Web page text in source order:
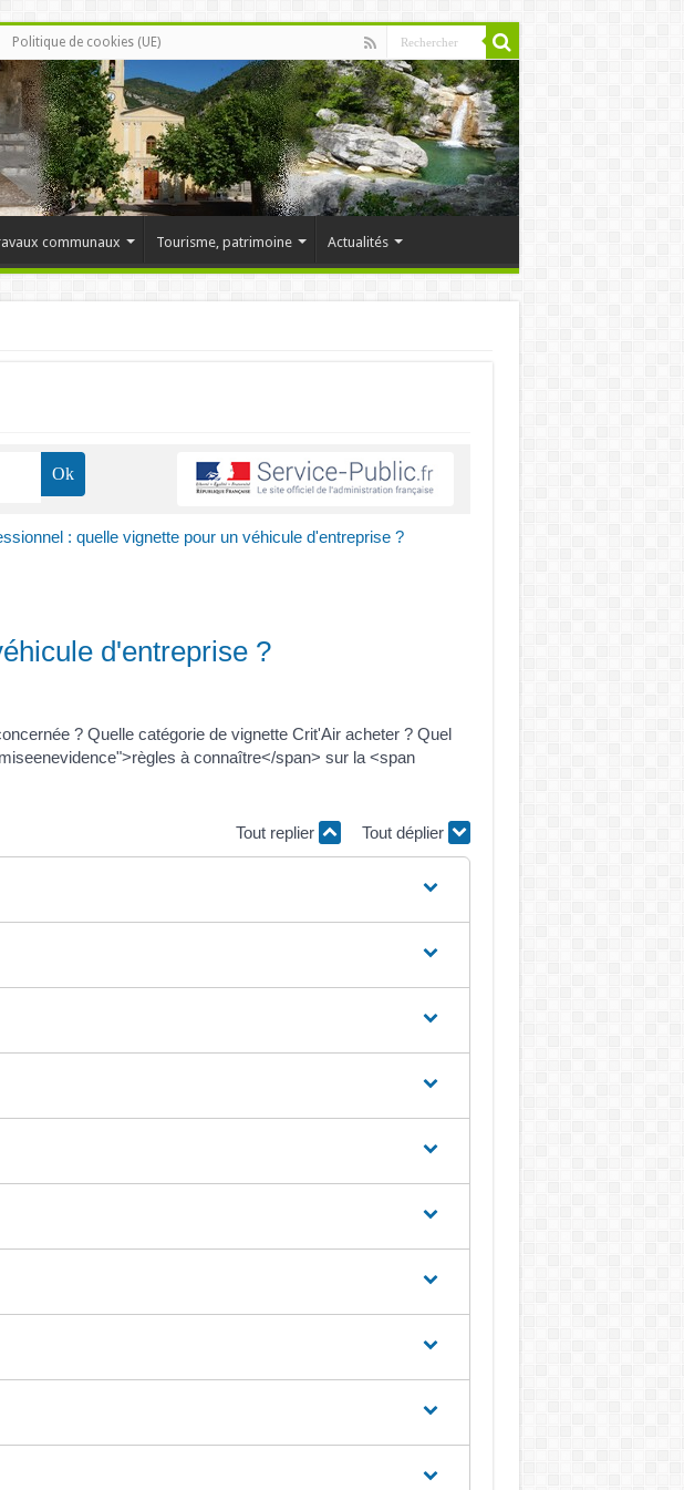
Politique de cookies (UE)
communaux Tourisme, patrimoine Actualités
: quelle vignette pour un véhicule d'entreprise ?
d'entreprise ?
? Quelle catégorie de vignette Crit'Air acheter ? Quel
à connaître</span> sur la <span
Tout replier Tout déplier